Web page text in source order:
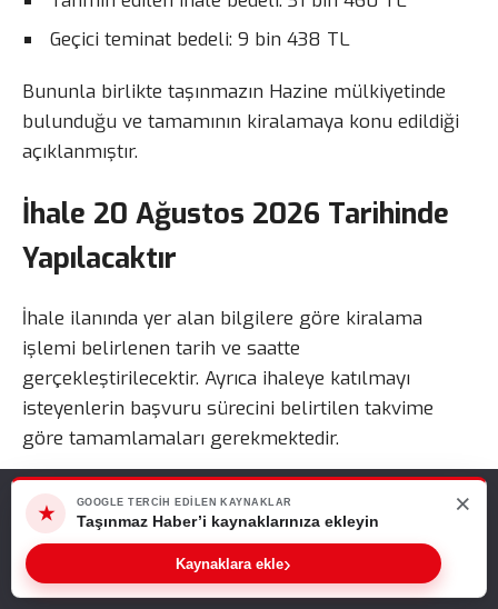
Geçici teminat bedeli: 9 bin 438 TL
Bununla birlikte taşınmazın Hazine mülkiyetinde
bulunduğu ve tamamının kiralamaya konu edildiği
açıklanmıştır.
İhale 20 Ağustos 2026 Tarihinde
Yapılacaktır
İhale ilanında yer alan bilgilere göre kiralama
işlemi belirlenen tarih ve saatte
gerçekleştirilecektir. Ayrıca ihaleye katılmayı
isteyenlerin başvuru sürecini belirtilen takvime
göre tamamlamaları gerekmektedir.
İhale bilgileri şu şekilde açıklanmıştır:
İhale tarihi: 20 Ağustos 2026
İhale saati: 12.00
Web sitemizde size en iyi deneyimi sunabilmemiz için çerezleri
kullanıyoruz. Bu siteyi kullanmaya devam ederseniz, bunu kabul
ettiğinizi varsayarız.
Tamam
★
GOOGLE TERCIH EDILEN KAYNAKLAR
Taşınmaz Haber’i kaynaklarınıza ekleyin
Kaynaklara ekle›
×